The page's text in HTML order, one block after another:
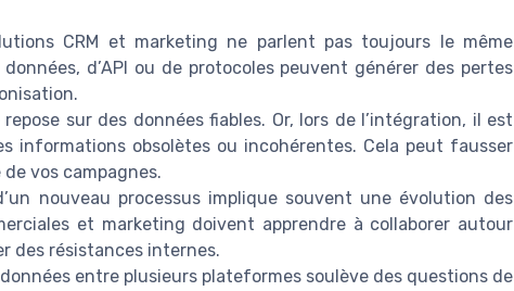
CRM et marketing ne parlent pas toujours le même
d’API ou de protocoles peuvent générer des pertes
repose sur des données fiables. Or, lors de l’intégration, il est
informations obsolètes ou incohérentes. Cela peut fausser
vos campagnes.
nouveau processus implique souvent une évolution des
et marketing doivent apprendre à collaborer autour
des résistances internes.
entre plusieurs plateformes soulève des questions de